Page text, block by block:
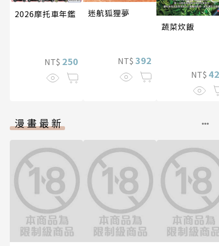
2026摩托車年鑑
NT$ 250
迷航狐狸夢
NT$ 392
蔬菜炊飯
NT$
漫畫最新